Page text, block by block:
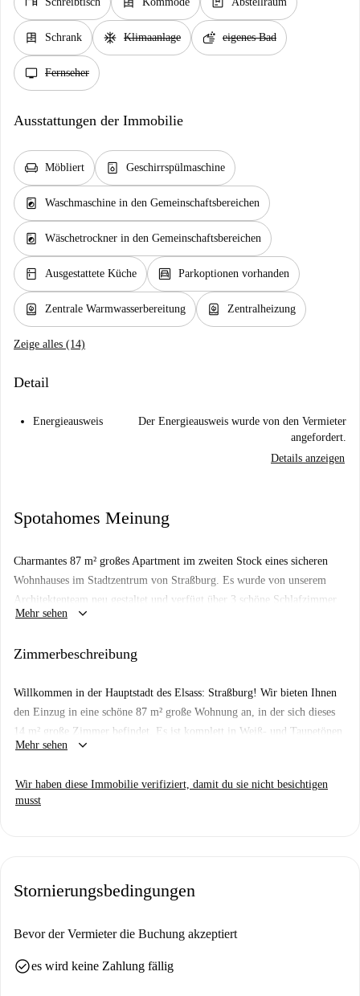
dresser Schrank ac_unit Klimaanlage soap eigenes Bad
tv Fernseher
Ausstattungen der Immobilie
chair Möbliert dishwasher_gen Geschirrspülmaschine
local_laundry_service Waschmaschine in den Gemeinschaftsbereichen
local_laundry_service Wäschetrockner in den Gemeinschaftsbereichen
kitchen Ausgestattete Küche garage Parkoptionen vorhanden
water_heater Zentrale Warmwasserbereitung water_heater Zentralheizung
Zeige alles (14)
Detail
Energieausweis
Der Energieausweis wurde von den Vermieter
angefordert.
Details anzeigen
Spotahomes Meinung
Charmantes 87 m² großes Apartment im zweiten Stock eines sicheren
Wohnhauses im Stadtzentrum von Straßburg. Es wurde von unserem
Architektenteam neu gestaltet und verfügt über 3 schöne Schlafzimmer
von 13 bis 28 m², alle mit Blick auf den Innenhof, damit Sie die Ruhe
Mehr sehen keyboard_arrow_down
Zimmerbeschreibung
Willkommen in der Hauptstadt des Elsass: Straßburg! Wir bieten Ihnen
den Einzug in eine schöne 87 m² große Wohnung an, in der sich dieses
14 m² große Zimmer befindet. Es ist komplett in Weiß- und Taupetönen
neu eingerichtet und dank seiner zwei großen Fenster mit Blick auf einen
einen Arbeitsbereich. Wenn Sie sich für diese Wohnung entscheiden,
genießen Sie eine wunderbare Wohnumgebung im Herzen von
Zimmer gemäß den CAF-Bedingungen für APL (Wohnbeihilfe)
Mehr sehen keyboard_arrow_down
Wir haben diese Immobilie verifiziert, damit du sie nicht besichtigen
musst
Stornierungsbedingungen
Bevor der Vermieter die Buchung akzeptiert
check_circlees wird keine Zahlung fällig